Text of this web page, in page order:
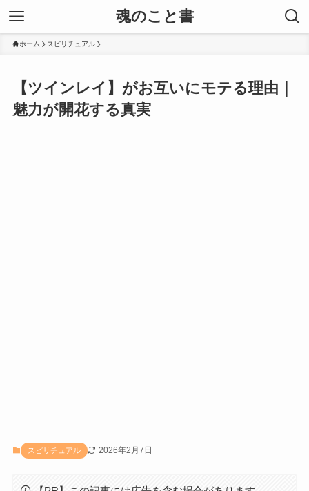
魂のこと書
ホーム スピリチュアル
【ツインレイ】がお互いにモテる理由｜
魅力が開花する真実
スピリチュアル 2026年2月7日